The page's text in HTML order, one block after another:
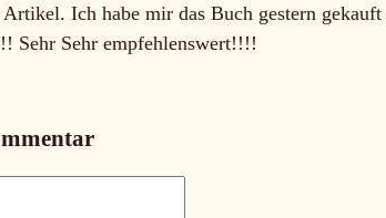
Ich habe mir das Buch gestern
Sehr Sehr empfehlenswert!!!!